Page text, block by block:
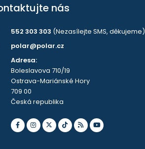
nás
552 303 303 (Nezasílejte SMS, děkujeme)
polar@polar.cz
Adresa:
Boleslavova 710/19
Ostrava-Mariánské Hory
709 00
Česká republika